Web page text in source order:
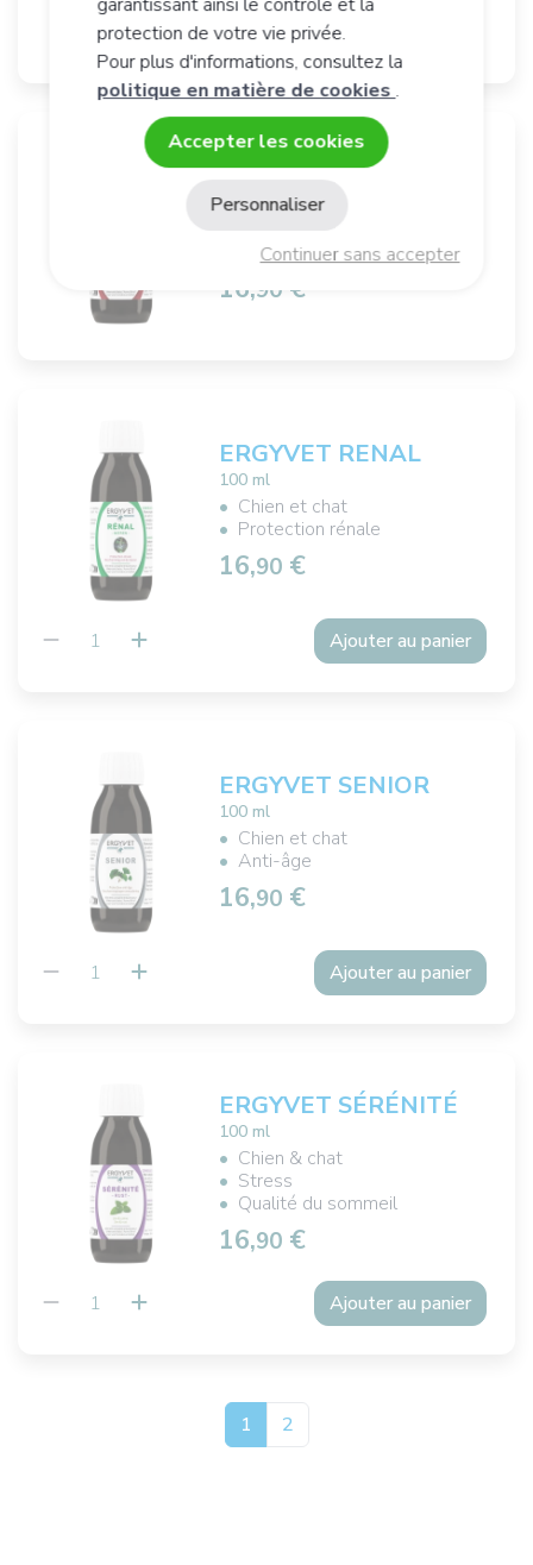
ERGYVET PONDÉRAL
100 ml
Équilibre glucidique
16,90 €
ERGYVET RENAL
100 ml
Chien et chat
Protection rénale
16,90 €
Ajouter au panier
ERGYVET SENIOR
100 ml
Chien et chat
Anti-âge
16,90 €
Ajouter au panier
ERGYVET SÉRÉNITÉ
100 ml
Chien & chat
Stress
Qualité du sommeil
16,90 €
Ajouter au panier
1 2
protection de votre vie privée.
Pour plus d'informations, consultez la
politique en matière de cookies .
Accepter les cookies
Continuer sans accepter
Personnaliser